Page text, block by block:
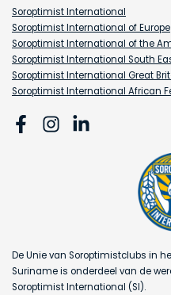
Soroptimist International
Soroptimist International of Europe
Soroptimist International of the
Soroptimist International South
Soroptimist International Great
Soroptimist International African
De Unie van Soroptimistclubs in
Suriname is onderdeel van de
Soroptimist International (SI).